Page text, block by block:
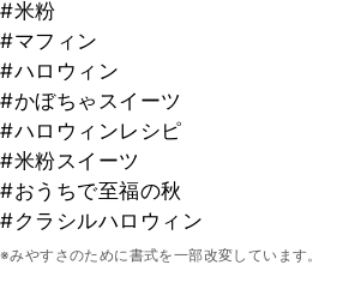
#米粉
#マフィン
#ハロウィン
#かぼちゃスイーツ
#ハロウィンレシピ
#米粉スイーツ
#おうちで至福の秋
#クラシルハロウィン
※みやすさのために書式を一部改変しています。